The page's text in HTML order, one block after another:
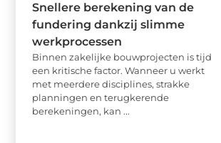
Snellere berekening van de
fundering dankzij slimme
werkprocessen
Binnen zakelijke bouwprojecten is tijd
een kritische factor. Wanneer u werkt
met meerdere disciplines, strakke
planningen en terugkerende
berekeningen, kan ...